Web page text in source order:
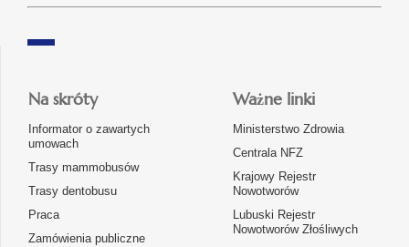
Na skróty
Informator o zawartych
umowach
Trasy mammobusów
Trasy dentobusu
Praca
Zamówienia publiczne
Ważne linki
Ministerstwo Zdrowia
Centrala NFZ
Krajowy Rejestr
Nowotworów
Lubuski Rejestr
Nowotworów Złośliwych